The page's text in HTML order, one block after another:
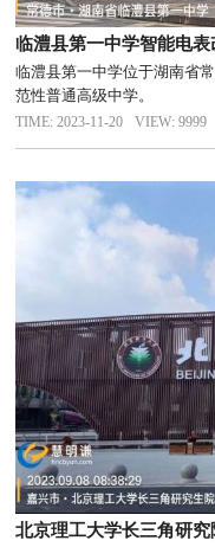
临澧县第一中学智能电表
临澧县第一中学位于湖南省
范性普通高级中学。
TIME: 2023-11-20 VIEW: 9999
北京理工大学长三角研